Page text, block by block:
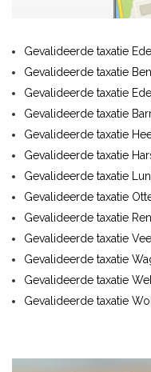
Gevalideerde taxatie Ede
Gevalideerde taxatie
Gevalideerde taxatie
Gevalideerde taxatie
Gevalideerde taxatie
Gevalideerde taxatie
Gevalideerde taxatie
Gevalideerde taxatie
Gevalideerde taxatie
Gevalideerde taxatie
Gevalideerde taxatie
Gevalideerde taxatie
Gevalideerde taxatie